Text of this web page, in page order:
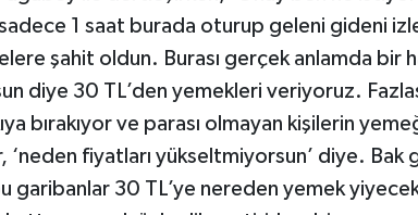
sadece 1 saat burada oturup geleni gideni
şahit oldun. Burası gerçek anlamda bir
diye 30 TL’den yemekleri veriyoruz.
bırakıyor ve parası olmayan kişilerin
‘neden fiyatları yükseltmiyorsun’ diye.
garibanlar 30 TL’ye nereden yemek